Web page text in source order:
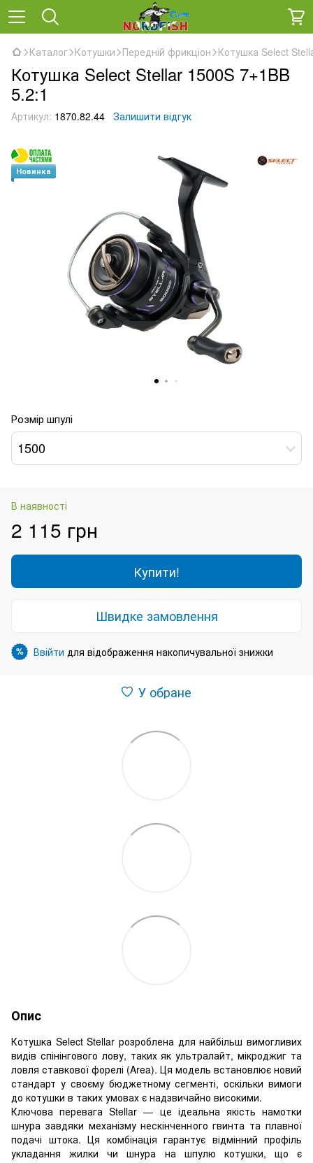
Каталог Котушки Передній фрикціон Котушка Select
Котушка Select Stellar 1500S 7+1BB
5.2:1
Артикул: 1870.82.44 Залишити відгук
Новинка
Розмір шпулі
1500
В наявності
2 115 грн
Купити!
Швидке замовлення
% Ввійти для відображення накопичувальної знижки
У обране
Опис
Котушка Select Stellar розроблена для найбільш вимогливих
видів спінінгового лову, таких як ультралайт, мікроджиг та
ловля ставкової форелі (Area). Ця модель встановлює новий
стандарт у своєму бюджетному сегменті, оскільки вимоги
до котушки в таких умовах є надзвичайно високими.
Ключова перевага Stellar — це ідеальна якість намотки
шнура завдяки механізму нескінченного гвинта та плавної
подачі штока. Ця комбінація гарантує відмінний профіль
укладання жилки чи шнура на шпулю котушки, що є